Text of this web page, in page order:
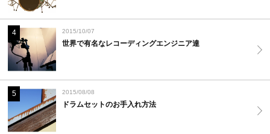
4 2015/10/07
世界で有名なレコーディングエンジニア達
5 2015/08/08
ドラムセットのお手入れ方法